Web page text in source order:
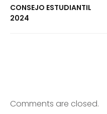
CONSEJO ESTUDIANTIL
2024
Comments are closed.